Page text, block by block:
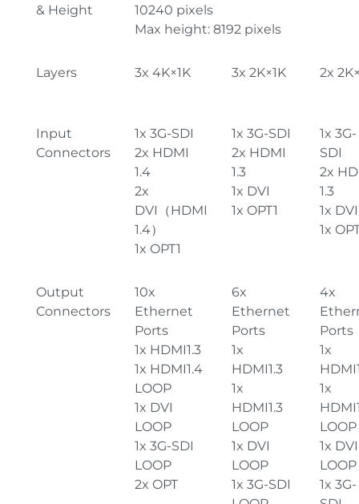
& Height
10240 pixels
Max height: 8192 pixels
Layers 3x 4K×1K 3x 2K×1K 2x
Input
Connectors
1x 3G-SDI
2x HDMI
1.4
2x
DVI（HDMI
1.4）
1x OPT1
1x 3G-SDI
2x HDMI
1.3
1x DVI
1x OPT1
1x 3G-
SDI
2x
1.3
1x DVI
1x
Output
Connectors
10x
Ethernet
Ports
1x HDMI1.3
1x HDMI1.4
LOOP
1x DVI
LOOP
1x 3G-SDI
LOOP
2x OPT
6x
Ethernet
Ports
1x
HDMI1.3
1x
HDMI1.3
LOOP
1x DVI
LOOP
1x 3G-SDI
4x
Ports
1x
1x
LOOP
1x DVI
LOOP
1x 3G-